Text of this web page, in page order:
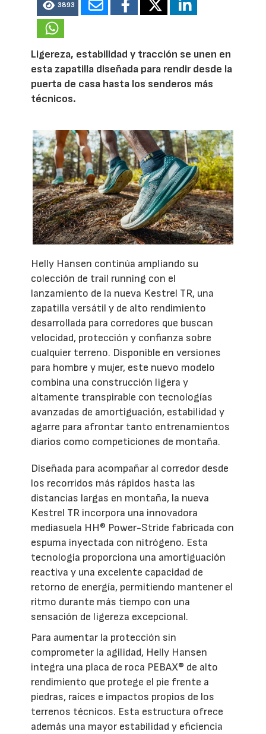
3893
Ligereza, estabilidad y tracción se unen en
esta zapatilla diseñada para rendir desde la
puerta de casa hasta los senderos más
técnicos.
Helly Hansen continúa ampliando su
colección de trail running con el
lanzamiento de la nueva Kestrel TR, una
zapatilla versátil y de alto rendimiento
desarrollada para corredores que buscan
velocidad, protección y confianza sobre
cualquier terreno. Disponible en versiones
para hombre y mujer, este nuevo modelo
combina una construcción ligera y
altamente transpirable con tecnologías
avanzadas de amortiguación, estabilidad y
agarre para afrontar tanto entrenamientos
diarios como competiciones de montaña.
Diseñada para acompañar al corredor desde
los recorridos más rápidos hasta las
distancias largas en montaña, la nueva
Kestrel TR incorpora una innovadora
mediasuela HH® Power-Stride fabricada con
espuma inyectada con nitrógeno. Esta
tecnología proporciona una amortiguación
reactiva y una excelente capacidad de
retorno de energía, permitiendo mantener el
ritmo durante más tiempo con una
sensación de ligereza excepcional.
Para aumentar la protección sin
comprometer la agilidad, Helly Hansen
integra una placa de roca PEBAX® de alto
rendimiento que protege el pie frente a
piedras, raíces e impactos propios de los
terrenos técnicos. Esta estructura ofrece
además una mayor estabilidad y eficiencia